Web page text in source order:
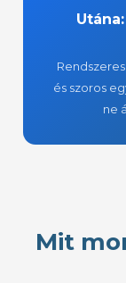
és szoros
ne
Mit